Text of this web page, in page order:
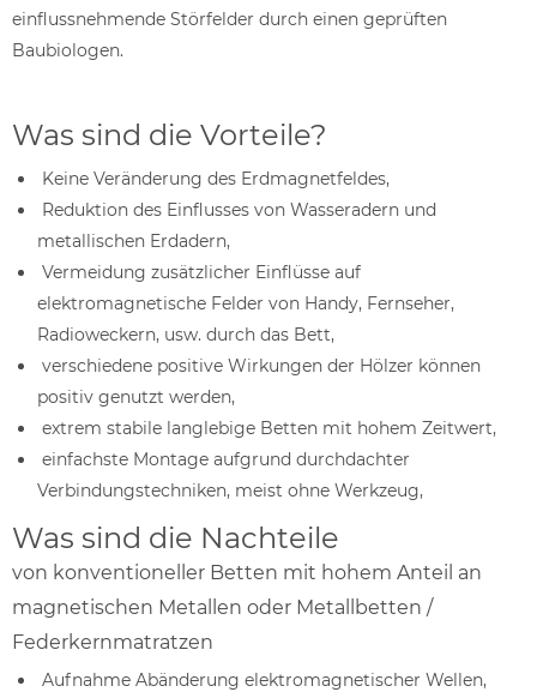
einflussnehmende Störfelder durch einen geprüften
Baubiologen.
Was sind die Vorteile?
Keine Veränderung des Erdmagnetfeldes,
Reduktion des Einflusses von Wasseradern und
metallischen Erdadern,
Vermeidung zusätzlicher Einflüsse auf
elektromagnetische Felder von Handy, Fernseher,
Radioweckern, usw. durch das Bett,
verschiedene positive Wirkungen der Hölzer können
positiv genutzt werden,
extrem stabile langlebige Betten mit hohem Zeitwert,
einfachste Montage aufgrund durchdachter
Verbindungstechniken, meist ohne Werkzeug,
Was sind die Nachteile
von konventioneller Betten mit hohem Anteil an
magnetischen Metallen oder Metallbetten /
Federkernmatratzen
Aufnahme Abänderung elektromagnetischer Wellen,